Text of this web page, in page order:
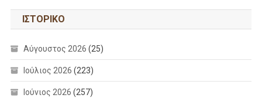
ΙΣΤΟΡΙΚΌ
Αύγουστος 2026 (25)
Ιούλιος 2026 (223)
Ιούνιος 2026 (257)